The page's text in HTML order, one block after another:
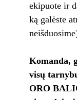
ekipuote ir
ką galėste
Komanda,
visų
ORO